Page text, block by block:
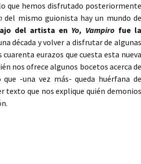
que hemos disfrutado posteriormente
del mismo guionista hay un mundo de
del artista en Yo, Vampiro fue la
década y volver a disfrutar de algunas
eurazos que cuesta esta nueva
nos ofrece algunos bocetos acerca de
que -una vez más- queda huérfana de
texto que nos explique quién demonios